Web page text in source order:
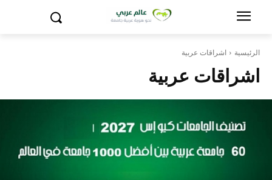
الرئيسية اشراقات عربية
اشراقات عربية